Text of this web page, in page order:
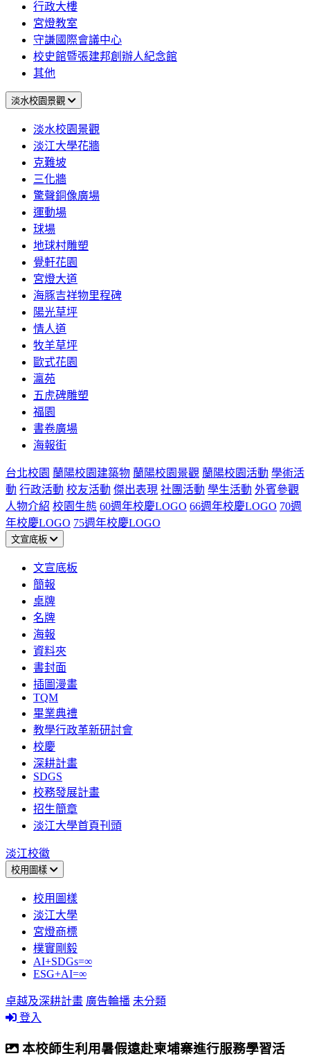
行政大樓
宮燈教室
守謙國際會議中心
校史館暨張建邦創辦人紀念館
其他
淡水校園景觀
淡水校園景觀
淡江大學花牆
克難坡
三化牆
驚聲銅像廣場
運動場
球場
地球村雕塑
覺軒花園
宮燈大道
海豚吉祥物里程碑
陽光草坪
情人道
牧羊草坪
歐式花園
瀛苑
五虎碑雕塑
福園
書卷廣場
海報街
台北校園 蘭陽校園建築物 蘭陽校園景觀 蘭陽校園活動 學術活
動 行政活動 校友活動 傑出表現 社團活動 學生活動 外賓參觀
人物介紹 校園生態 60週年校慶LOGO 66週年校慶LOGO 70週
年校慶LOGO 75週年校慶LOGO
文宣底板
文宣底板
簡報
桌牌
名牌
海報
資料夾
書封面
插圖漫畫
TQM
畢業典禮
教學行政革新研討會
校慶
深耕計畫
SDGS
校務發展計畫
招生簡章
淡江大學首頁刊頭
淡江校徽
校用圖樣
校用圖樣
淡江大學
宮燈商標
樸實剛毅
AI+SDGs=∞
ESG+AI=∞
卓越及深耕計畫 廣告輪播 未分類
登入
本校師生利用暑假遠赴柬埔寨進行服務學習活